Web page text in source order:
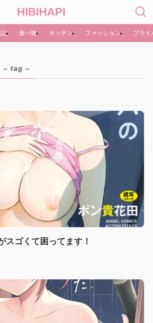
HIBIHAPI
食べ物 キッチン ファッション プライ
– tag –
スゴくて困ってます！